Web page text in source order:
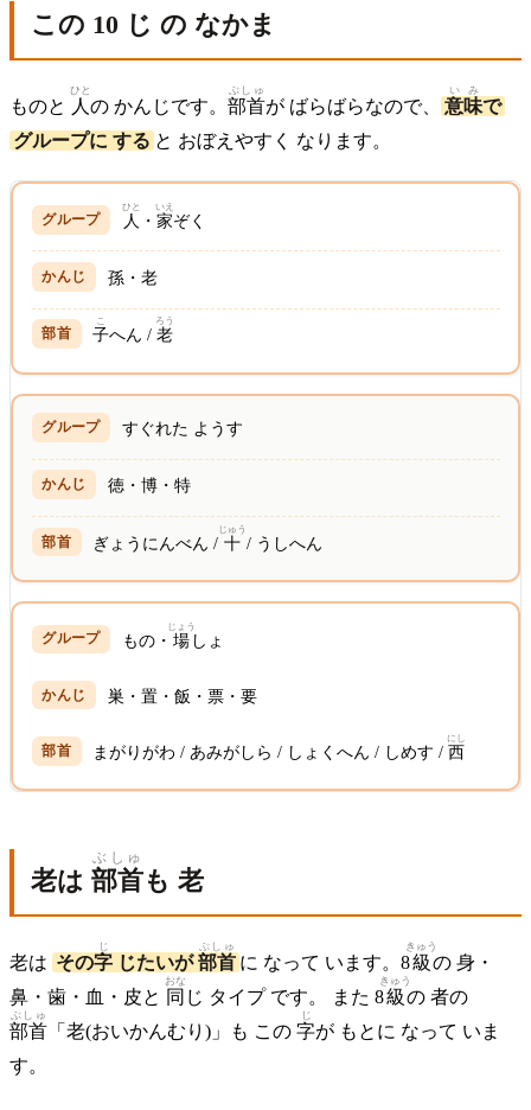
この 10 じ の なかま
ものと 人
ひと
の かんじです。 部首
ぶしゅ
が ばらばらなので、 意味
いみ
で
グループに する と おぼえやすく なります。
人
ひと
・家
いえ
ぞく
孫・老
子
こ
へん /老
ろう
すぐれた ようす
徳・博・特
ぎょうにんべん / 十
じゅう
/ うしへん
もの・ 場
じょう
しょ
巣・置・飯・票・要
まがりがわ / あみがしら / しょくへん / しめす /西
にし
老は 部首
ぶしゅ
も 老
老は その字
じ
じたいが部首
ぶしゅ
に なって います。8級
きゅう
の 身・
鼻・歯・血・皮と 同
おな
じ タイプ です。 また 8級
きゅう
の 者の
部首
ぶしゅ
「老(おいかんむり)」も この 字
じ
が もとに なって いま
す。